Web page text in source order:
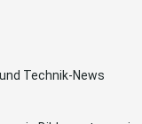
Technik-News